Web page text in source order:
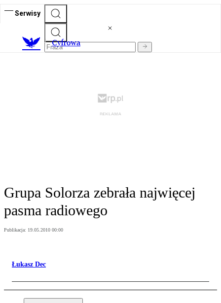
Serwisy
Cyfrowa
Grupa Solorza zebrała najwięcej
pasma radiowego
Publikacja: 19.05.2010 00:00
Łukasz Dec